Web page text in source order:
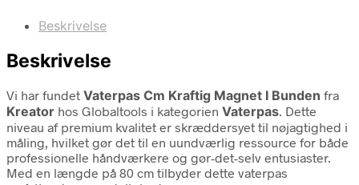
Beskrivelse
Beskrivelse
Vi har fundet Vaterpas Cm Kraftig Magnet I Bunden fra
Kreator hos Globaltools i kategorien Vaterpas. Dette
niveau af premium kvalitet er skræddersyet til nøjagtighed i
måling, hvilket gør det til en uundværlig ressource for både
professionelle håndværkere og gør-det-selv entusiaster.
Med en længde på 80 cm tilbyder dette vaterpas